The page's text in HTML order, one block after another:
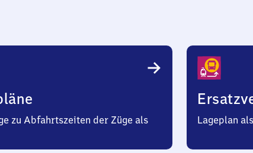
zu Abfahrtszeiten der Züge als
Lageplan